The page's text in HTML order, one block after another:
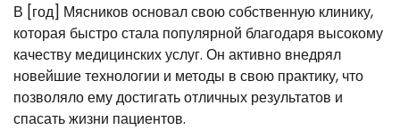
В [год] Мясников основал свою собственную клинику,
которая быстро стала популярной благодаря высокому
качеству медицинских услуг. Он активно внедрял
новейшие технологии и методы в свою практику, что
позволяло ему достигать отличных результатов и
спасать жизни пациентов.